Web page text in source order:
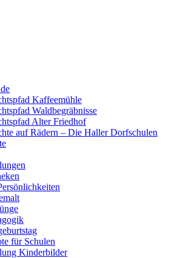
Kaffeemühle
Waldbegräbnisse
Alter Friedhof
auf Rädern – Die Haller Dorfschulen
für Schulen
Kinderbilder